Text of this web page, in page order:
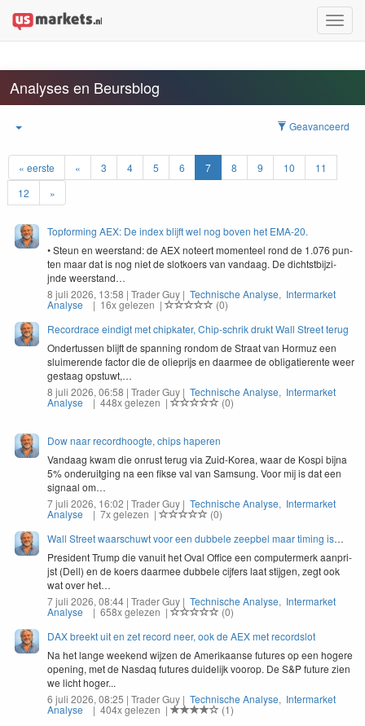
Toggle
Analyses en Beursblog
Geavanceerd
« eerste « 3 4 5 6 7 8 9 10
11
12
»
Topforming AEX: De index blijft wel nog boven het EMA-20.
• Ste­un en weer­stand: de AEXnoteert momenteel rond de 1.076 pun­
ten maar dat is nog niet de slotko­ers van van­daag. De dicht­st­bi­jz­i­
jnde weerstand…
8 juli 2026, 13:58 | Trader Guy | Technische Analyse, Intermarket
Analyse | 16x gelezen |
(0)
Recordrace eindigt met chipkater, Chip-schrik drukt Wall Street terug
Onder­tussen bli­jft de span­ning ron­dom de Straat van Hor­muz een
sluimerende fac­tor die de oliepri­js en daarmee de oblig­atier­ente weer
ges­taag opstuwt,…
8 juli 2026, 06:58 | Trader Guy | Technische Analyse, Intermarket
Analyse | 448x gelezen | (0)
Dow naar recordhoogte, chips haperen
Van­daag kwam die onrust terug via Zuid-Korea, waar de Kospi bij­na
5% onderuit­ging na een fikse val van Sam­sung. Voor mij is dat een
sig­naal om…
7 juli 2026, 16:02 | Trader Guy | Technische Analyse, Intermarket
Analyse | 7x gelezen |
(0)
Wall Street waarschuwt voor een dubbele zeepbel maar timing is
moeilijk
Pres­i­dent Trump die vanu­it het Oval Office een com­put­er­merk aan­pri­
jst (Dell) en de koers daarmee dubbele cijfers laat sti­j­gen, zegt ook
wat over het…
7 juli 2026, 08:44 | Trader Guy | Technische Analyse, Intermarket
Analyse | 658x gelezen |
(0)
DAX breekt uit en zet record neer, ook de AEX met recordslot
Na het lange weekend wijzen de Amerikaanse futures op een hogere
opening, met de Nasdaq futures duidelijk voorop. De S&P future zien
we licht hoger...
6 juli 2026, 08:25 | Trader Guy | Technische Analyse, Intermarket
Analyse | 404x gelezen |
(1)